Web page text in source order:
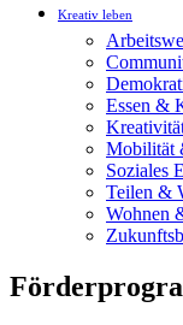
Kreativ leben
Essen &
Mobilität
Soziales
Teilen &
Wohnen